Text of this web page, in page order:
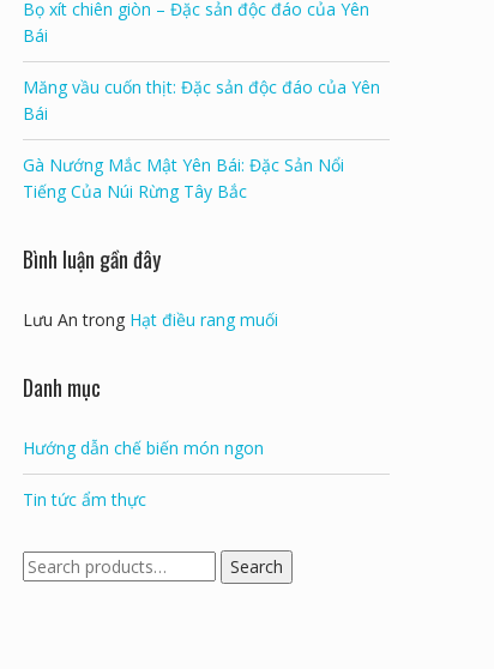
Bọ xít chiên giòn – Đặc sản độc đáo của Yên
Bái
Măng vầu cuốn thịt: Đặc sản độc đáo của Yên
Bái
Gà Nướng Mắc Mật Yên Bái: Đặc Sản Nổi
Tiếng Của Núi Rừng Tây Bắc
Bình luận gần đây
Lưu An trong Hạt điều rang muối
Danh mục
Hướng dẫn chế biến món ngon
Tin tức ẩm thực
Search
for:
Search